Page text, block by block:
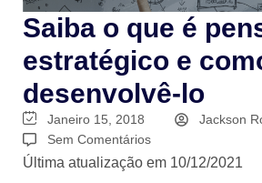
Saiba o que é
estratégico e
desenvolvê-lo
Janeiro 15, 2018
Jackson
Sem Comentários
Última atualização em 10/12/2021